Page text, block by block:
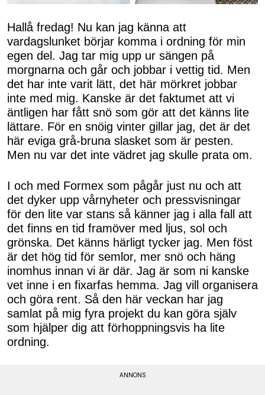
Hallå fredag! Nu kan jag känna att
vardagslunket börjar komma i ordning för min
egen del. Jag tar mig upp ur sängen på
morgnarna och går och jobbar i vettig tid. Men
det har inte varit lätt, det här mörkret jobbar
inte med mig. Kanske är det faktumet att vi
äntligen har fått snö som gör att det känns lite
lättare. För en snöig vinter gillar jag, det är det
här eviga grå-bruna slasket som är pesten.
Men nu var det inte vädret jag skulle prata om.
I och med Formex som pågår just nu och att
det dyker upp vårnyheter och pressvisningar
för den lite var stans så känner jag i alla fall att
det finns en tid framöver med ljus, sol och
grönska. Det känns härligt tycker jag. Men föst
är det hög tid för semlor, mer snö och häng
inomhus innan vi är där. Jag är som ni kanske
vet inne i en fixarfas hemma. Jag vill organisera
och göra rent. Så den här veckan har jag
samlat på mig fyra projekt du kan göra själv
som hjälper dig att förhoppningsvis ha lite
ordning.